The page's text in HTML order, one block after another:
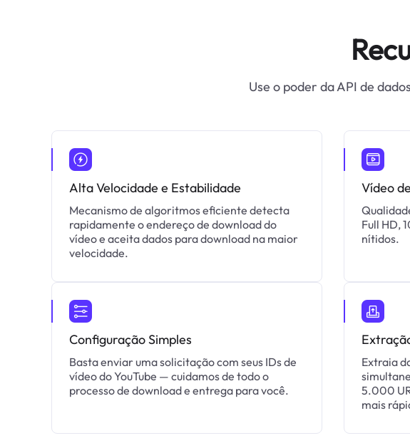
Use o poder da API de
Alta Velocidade e Estabilidade
Mecanismo de algoritmos eficiente detecta
rapidamente o endereço de download do
vídeo e aceita dados para download na maior
velocidade.
Vídeo
Full HD,
nítidos.
Configuração Simples
Basta enviar uma solicitação com seus IDs de
vídeo do YouTube — cuidamos de todo o
processo de download e entrega para você.
Extraia
5.000
mais